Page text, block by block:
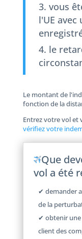
vous
l'UE
le
Le montant de
fonction de la
Entrez votre vol et
vérifiez votre
Que
vol a été
✔ demander
de la
✔ obtenir une
client des